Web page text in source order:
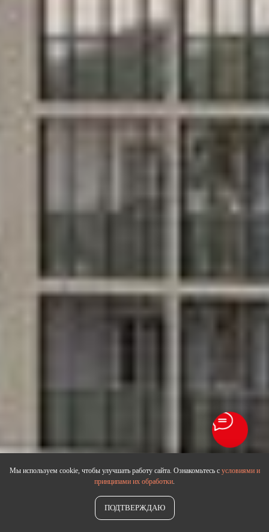
Мы используем cookie, чтобы улучшать работу сайта. Ознакомьтесь с условиями и
принципами их обработки.
ПОДТВЕРЖДАЮ